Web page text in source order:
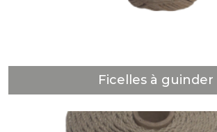
Ficelles à guinder